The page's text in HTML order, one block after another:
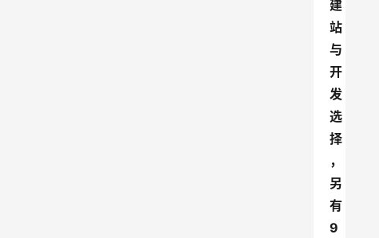
建
站
与
开
发
选
择
，
另
有
9